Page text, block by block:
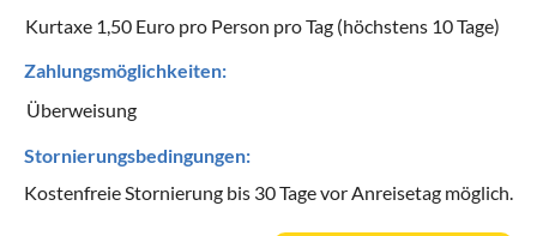
Kurtaxe 1,50 Euro pro Person pro Tag (höchstens 10 Tage)
Zahlungsmöglichkeiten:
Überweisung
Stornierungsbedingungen:
Kostenfreie Stornierung bis 30 Tage vor Anreisetag möglich.